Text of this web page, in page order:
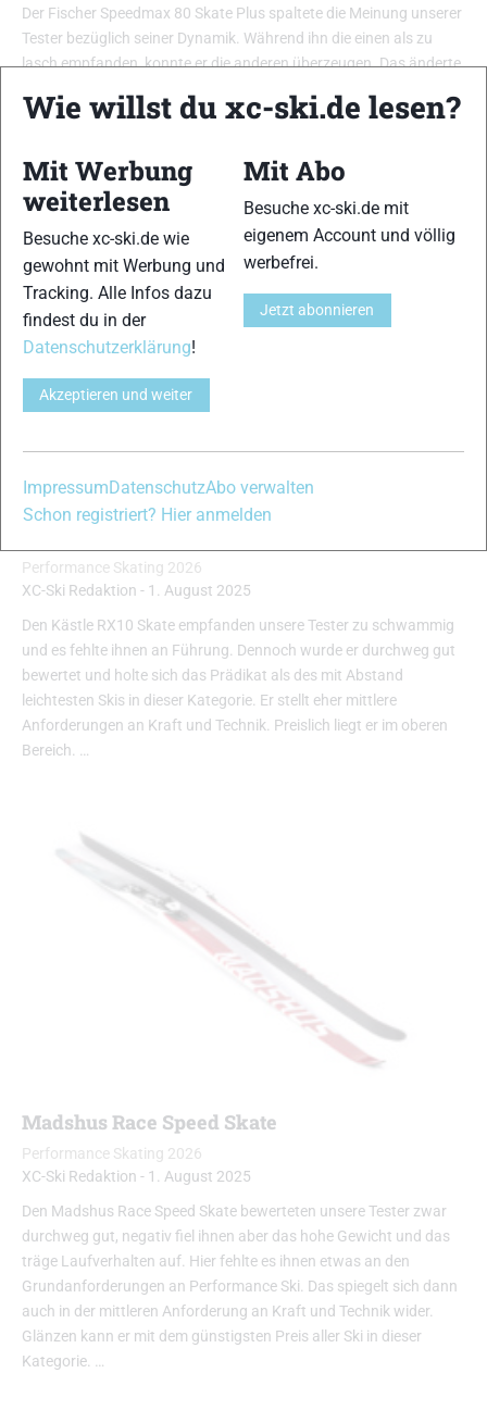
Der Fischer Speedmax 80 Skate Plus spaltete die Meinung unserer
Tester bezüglich seiner Dynamik. Während ihn die einen als zu
lasch empfanden, konnte er die anderen überzeugen. Das änderte
wurde. Er geht leicht vom Fuß, stellt eher geringe Anforderungen
dagegen das zweithöchste in dieser Kategorie. …
Performance Skating 2026
XC-Ski Redaktion - 1. August 2025
Den Kästle RX10 Skate empfanden unsere Tester zu schwammig
und es fehlte ihnen an Führung. Dennoch wurde er durchweg gut
bewertet und holte sich das Prädikat als des mit Abstand
leichtesten Skis in dieser Kategorie. Er stellt eher mittlere
Anforderungen an Kraft und Technik. Preislich liegt er im oberen
Bereich. …
Madshus Race Speed Skate
Performance Skating 2026
XC-Ski Redaktion - 1. August 2025
Den Madshus Race Speed Skate bewerteten unsere Tester zwar
durchweg gut, negativ fiel ihnen aber das hohe Gewicht und das
träge Laufverhalten auf. Hier fehlte es ihnen etwas an den
Grundanforderungen an Performance Ski. Das spiegelt sich dann
auch in der mittleren Anforderung an Kraft und Technik wider.
Glänzen kann er mit dem günstigsten Preis aller Ski in dieser
Kategorie. …
Wie willst du xc-ski.de lesen?
Mit Werbung
weiterlesen
Besuche xc-ski.de wie
gewohnt mit Werbung und
Tracking. Alle Infos dazu
findest du in der
Datenschutzerklärung!
Akzeptieren und weiter
Mit Abo
Besuche xc-ski.de mit
eigenem Account und völlig
werbefrei.
Jetzt abonnieren
ImpressumDatenschutzAbo verwalten
Schon registriert? Hier anmelden